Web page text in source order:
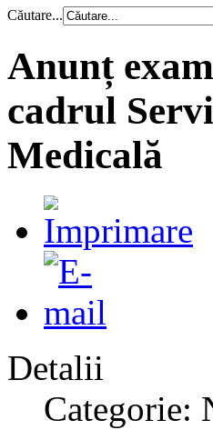
Căutare...
Anunț
cadrul
Medicală
Detalii
Categorie: